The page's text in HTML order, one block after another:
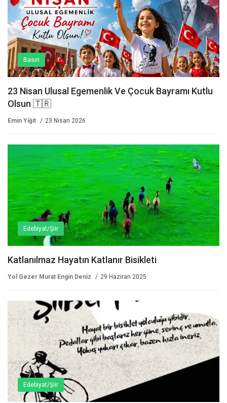
Basın
23 Nisan Ulusal Egemenlik Ve Çocuk Bayramı Kutlu
Olsun 🇹🇷
Emin Yiğit 23 Nisan 2026
Edebiyat/Şiir
Katlanılmaz Hayatın Katlanır Bisikleti
Yol Gezer Murat Engin Deniz 29 Haziran 2025
Edebiyat/Şiir